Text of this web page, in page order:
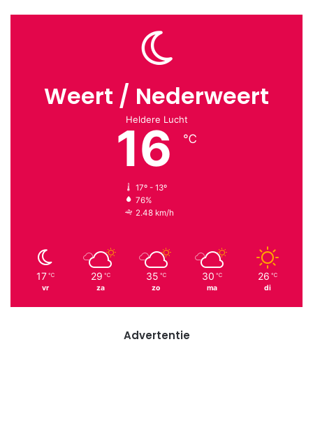
Weert / Nederweert
Heldere Lucht
16 ℃
17º - 13º
76%
2.48 km/h
17 ℃
vr
29 ℃
za
35 ℃
zo
30 ℃
ma
26 ℃
di
Advertentie